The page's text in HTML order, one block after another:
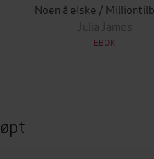
Julia James
EBOK